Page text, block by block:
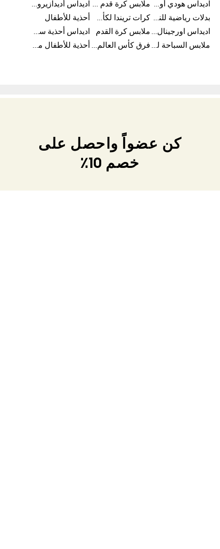
اديداس هودي أورجينال للنساء
ملابس كرة قدم للاطفال
اديداس أديدازيرو معدات الجري
بدلات رياضية للنساء
كرات تريندا لكأس العالم FIFA 26™
أحذية للأطفال
اديداس اورجينال ملابس ملابس كرة القدم
اديداس أحذية سوبرنوفا للرجال
ملابس السباحة للرجال
فرق كأس العالم FIFA 26™ أحذية للأطفال من 8 إلى 16 سنة
كن عضواً واحصل على
خصم 10٪